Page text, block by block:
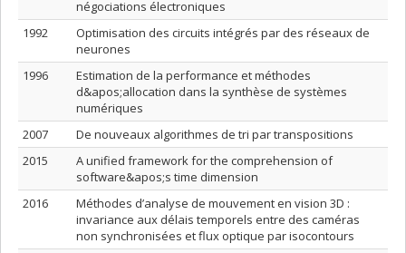
négociations électroniques
1992
Optimisation des circuits intégrés par des réseaux de
neurones
1996
Estimation de la performance et méthodes
d&apos;allocation dans la synthèse de systèmes
numériques
2007
De nouveaux algorithmes de tri par transpositions
2015
A unified framework for the comprehension of
software&apos;s time dimension
2016
Méthodes d’analyse de mouvement en vision 3D :
invariance aux délais temporels entre des caméras
non synchronisées et flux optique par isocontours